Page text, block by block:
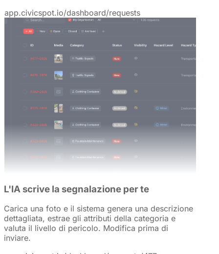
app.civicspot.io/dashboard/requests
L'IA scrive la segnalazione per te
Carica una foto e il sistema genera una descrizione
dettagliata, estrae gli attributi della categoria e
valuta il livello di pericolo. Modifica prima di
inviare.